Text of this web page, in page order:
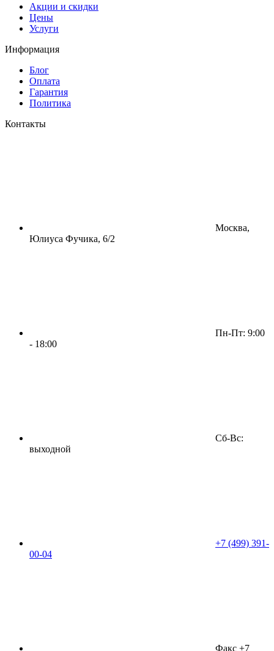
Акции и скидки
Цены
Услуги
Информация
Блог
Оплата
Гарантия
Политика
Контакты
Москва,
Юлиуса Фучика, 6/2
Пн-Пт: 9:00
- 18:00
Сб-Вс:
выходной
+7 (499) 391-
00-04
Факс +7